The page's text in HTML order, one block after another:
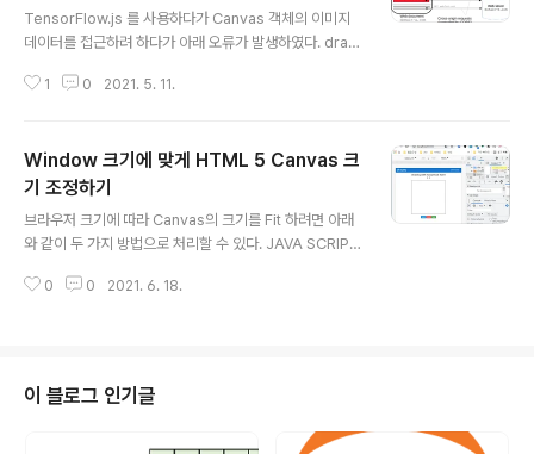
eringContext': Tainted canvases ma
y not be loaded.
TensorFlow.js 를 사용하다가 Canvas 객체의 이미지
데이터를 접근하려 하다가 아래 오류가 발생하였다. draw
사용하였다. // HTML 선언부 // shape img 객체를 can
mage(img, 0, 0); } // canvas 의 데이터를 접근하여 추
론 하는 코드 async function predict() { // predict c
an take in an image, video or canvas html eleme
nt var canvas = document.getEleme..
1 0 2021. 5. 11.
Window 크기에 맞게 HTML 5 Canvas 크
기 조정하기
브라우저 크기에 따라 Canvas의 크기를 Fit 하려면 아래
와 같이 두 가지 방법으로 처리할 수 있다. JAVA SCRIPT
gs // relative to the canvas' current width/height.
e... } CSS html, body { width: 100%; height: 100%;
margin: 0; }
0 0 2021. 6. 18.
이 블로그 인기글